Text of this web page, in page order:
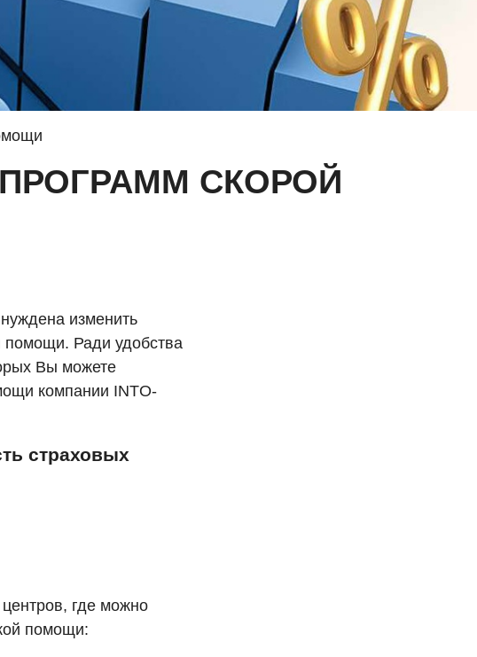
СКОРОЙ
изменить
помощи. Ради удобства
Вы можете
компании INTO-
страховых
где можно
помощи: